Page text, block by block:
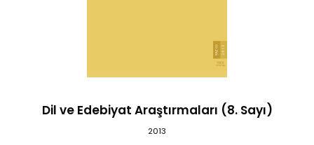
Dil ve Edebiyat Araştırmaları (8. Sayı)
2013